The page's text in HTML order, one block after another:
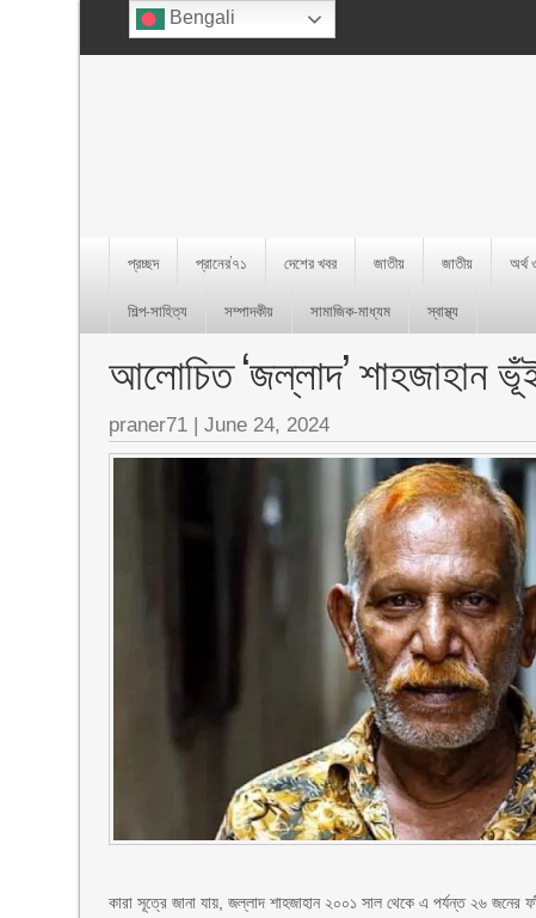
প্রচ্ছদ প্রানের’৭১ দেশের খবর জাতীয় জাতীয় অর্থ
শিল্প-সাহিত্য
সম্পাদকীয় সামাজিক-মাধ্যম স্বাস্থ্য
আলোচিত ‘জল্লাদ’ শাহজাহান
praner71 |June 24, 2024
কারা সূত্রে জানা যায়, জল্লাদ শাহজাহান ২০০১ সাল থেকে এ পর্যন্ত ২৬ জনের
Bengali